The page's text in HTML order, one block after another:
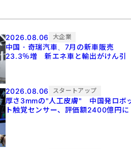
2026.08.06 大企業
中国・奇瑞汽車、7月の新車販売
23.3％増 新エネ車と輸出がけん引
2026.08.06 スタートアップ
厚さ3mmの"人工皮膚" 中国発ロボ
ト触覚センサー、評価額2400億円に